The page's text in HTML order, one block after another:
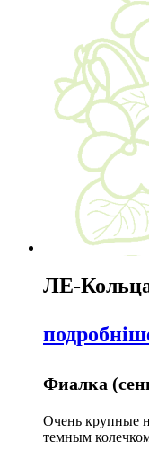
ЛЕ-
Фиалка
Очень крупные
темным